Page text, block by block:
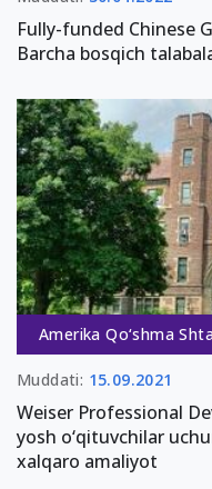
Fully-funded Chinese
Barcha bosqich
Amerika Qo‘shma
Muddati: 15.09.2021
Weiser Professional
yosh o‘qituvchilar
xalqaro amaliyot